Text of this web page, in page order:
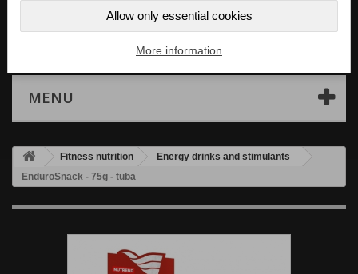
Cart
MENU
Fitness nutrition
Energy drinks and stimulants
EnduroSnack - 75g - tuba
Allow only essential cookies
More information